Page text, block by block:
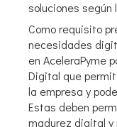
soluciones
Como requisito
necesidades
en AceleraPyme
Digital que
la empresa y
Estas deben
madurez digital